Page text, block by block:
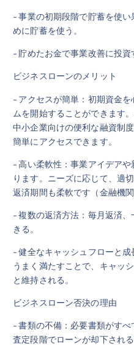
- 事業の初期段階で貯蓄を使
めに貯蓄を使う。
- 貯めたお金で事業改善に投資
ビジネスローンのメリット
- アクセスが簡単：初期資金
ムを開始することができます
中小企業向けの便利な融資制
簡単にアクセスできます。
- 高い柔軟性：事業アイデア
ります。ニーズに応じて、適
返済期間も柔軟です（金融機
- 複数の返済方法：毎月返済
きる。
- 健全なキャッシュフローと
うまく満たすことで、キャッ
と維持される。
ビジネスローン否決の理由
- 書類の不備：必要書類がす
査定段階でローンが却下される